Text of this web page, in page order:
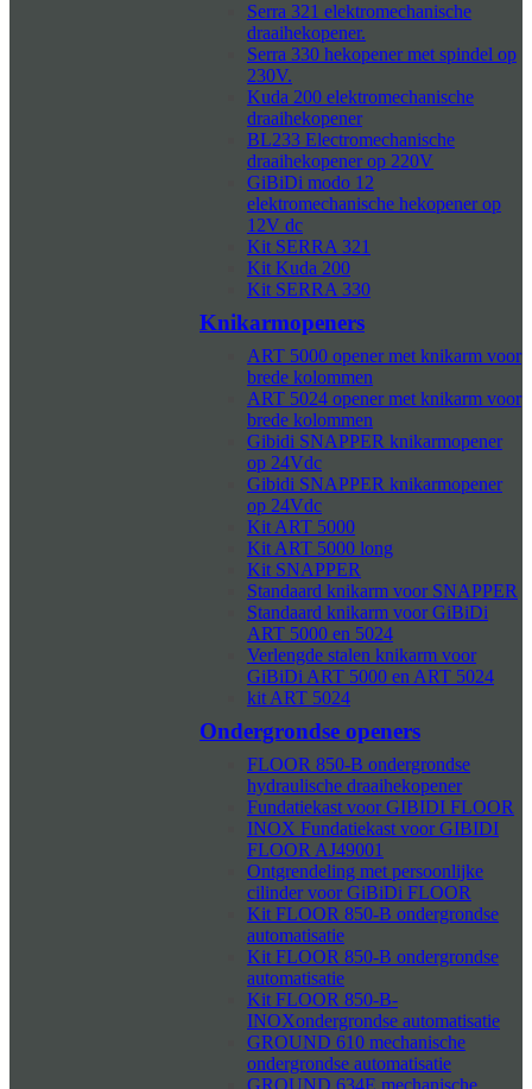
Serra 321 elektromechanische
draaihekopener.
Serra 330 hekopener met spindel op
230V.
Kuda 200 elektromechanische
draaihekopener
BL233 Electromechanische
draaihekopener op 220V
GiBiDi modo 12
elektromechanische hekopener op
12V dc
Kit SERRA 321
Kit Kuda 200
Kit SERRA 330
Knikarmopeners
ART 5000 opener met knikarm voor
brede kolommen
ART 5024 opener met knikarm voor
brede kolommen
Gibidi SNAPPER knikarmopener
op 24Vdc
Gibidi SNAPPER knikarmopener
op 24Vdc
Kit ART 5000
Kit ART 5000 long
Kit SNAPPER
Standaard knikarm voor SNAPPER
Standaard knikarm voor GiBiDi
ART 5000 en 5024
Verlengde stalen knikarm voor
GiBiDi ART 5000 en ART 5024
kit ART 5024
Ondergrondse openers
FLOOR 850-B ondergrondse
hydraulische draaihekopener
Fundatiekast voor GIBIDI FLOOR
INOX Fundatiekast voor GIBIDI
FLOOR AJ49001
Ontgrendeling met persoonlijke
cilinder voor GiBiDi FLOOR
Kit FLOOR 850-B ondergrondse
automatisatie
Kit FLOOR 850-B ondergrondse
automatisatie
Kit FLOOR 850-B-
INOXondergrondse automatisatie
GROUND 610 mechanische
ondergrondse automatisatie
GROUND 634E mechanische